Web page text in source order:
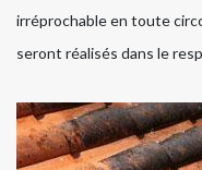
irréprochable en toute
seront réalisés dans le